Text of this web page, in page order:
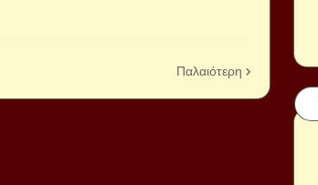
Παλαιότερη